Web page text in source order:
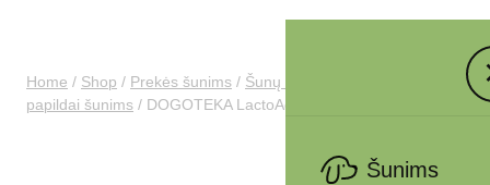
Šunims
Home / Shop / Prekės šunims / Šunų maistas
papildai šunims / DOGOTEKA LactoAdapt Puppy Pasta 15g